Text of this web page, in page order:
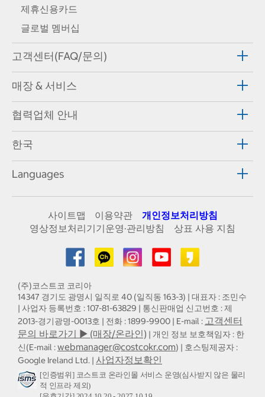
제휴신용카드
글로벌 멤버십
고객센터(FAQ/문의)
매장 & 서비스
협력업체 안내
한국
Languages
사이트맵 이용약관
개인정보처리방침
영상정보처리기기운영·관리방침
상표 사용 지침
(주)코스트코 코리아
14347 경기도 광명시 일직로 40 (일직동 163-3) | 대표자 : 조민수
| 사업자 등록번호 : 107-81-63829 | 통신판매업 신고번호 : 제
2013-경기광명-0013호 | 전화 : 1899-9900 | E-mail : 고객센터
문의 바로가기 ▶ (매장/온라인) | 개인 정보 보호책임자 : 한
신(E-mail :webmanager@costcokr.com) | 호스팅제공자 :
Google Ireland Ltd. | 사업자정보확인
[인증범위] 코스트코 온라인몰 서비스 운영(심사받지 않은 물리
적 인프라 제외)